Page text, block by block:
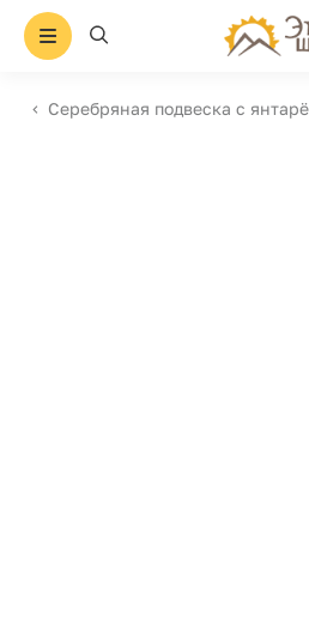
Серебряная подвеска с